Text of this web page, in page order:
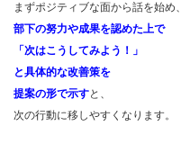
まずポジティブな面から話を始め、
部下の努力や成果を認めた上で
「次はこうしてみよう！」
と具体的な改善策を
提案の形で示すと、
次の行動に移しやすくなります。